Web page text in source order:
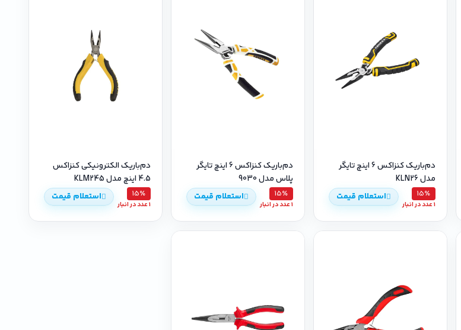
دم‌باریک کنزاکس 6 اینچ تایگر
مدل KLN26
15٪
1 عدد در انبار
استعلام قیمت
دم‌باریک کنزاکس 6 اینچ تایگر
پلاس مدل 9030
15٪
1 عدد در انبار
استعلام قیمت
دم‌باریک الکترونیکی کنزاکس
4.5 اینچ مدل KLM245
15٪
1 عدد در انبار
استعلام قیمت